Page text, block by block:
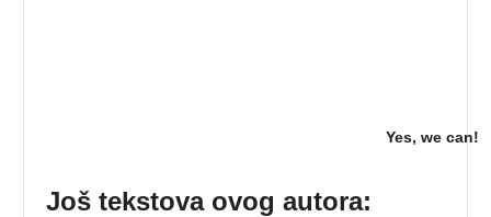
Yes, we can!
Još tekstova ovog autora: